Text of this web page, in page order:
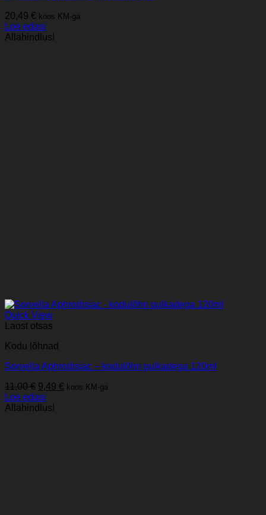
20,49 € koos KM-ga
Loe edasi
Allahindlus!
Quick View
Laost otsas
Kodu lõhnad
Sorvella Aphrodisiac – kodulõhn pulkadega 120ml
11,00€ Algne
hind
oli:
9,49 € Praegune
koos KM-ga
Loe edasi
Allahindlus!